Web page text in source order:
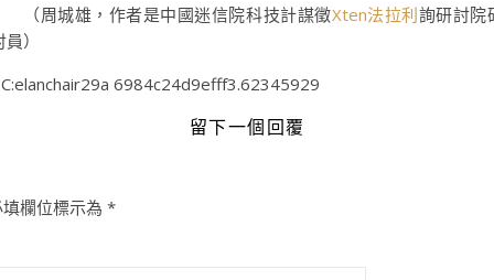
（周城雄， 作者是中國迷信院科技計謀徵Xten法拉利詢研討院
）
6984c24d9efff3.62345929
留下一個回覆
欄位標示為 *